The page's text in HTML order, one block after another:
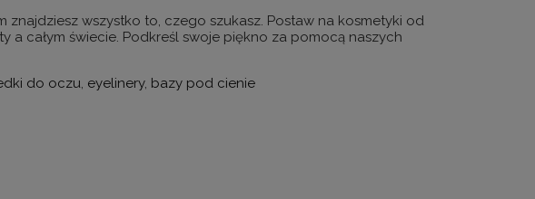
wszystko to, czego szukasz. Postaw na kosmetyki od
całym świecie. Podkreśl swoje piękno za pomocą naszych
do oczu eyelinery, bazy pod cienie